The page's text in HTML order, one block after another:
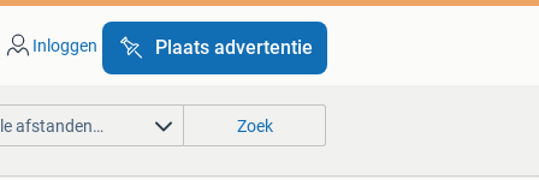
Inloggen Plaats advertentie
afstanden… Zoek